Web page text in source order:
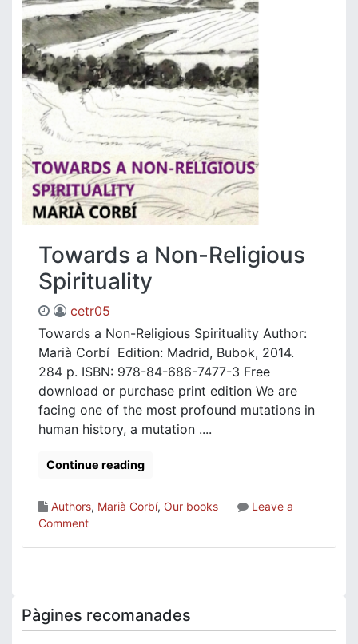
Towards a Non-Religious
Spirituality
cetr05
Towards a Non-Religious Spirituality Author:
Marià Corbí Edition: Madrid, Bubok, 2014.
284 p. ISBN: 978-84-686-7477-3 Free
download or purchase print edition We are
facing one of the most profound mutations in
human history, a mutation ....
Continue reading
Authors, Marià Corbí, Our books
Leave a
Commenton
Pàgines recomanades